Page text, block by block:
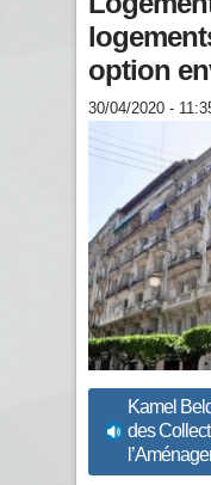
option
30/04/2020 -
Kamel
des